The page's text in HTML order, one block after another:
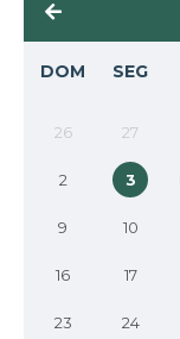
DOM SEG
26 27
2 3
9 10
16 17
23 24